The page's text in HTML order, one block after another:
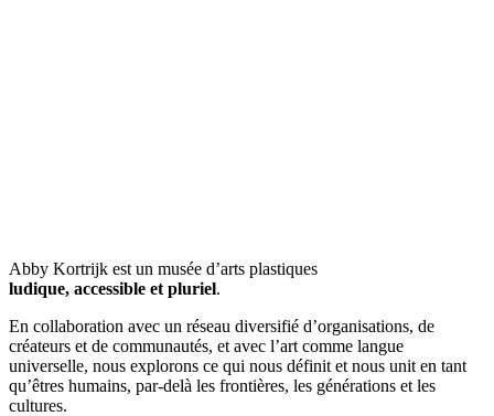
Abby Kortrijk est un musée d’arts plastiques
ludique, accessible et pluriel.
En collaboration avec un réseau diversifié d’organisations, de
créateurs et de communautés, et avec l’art comme langue
universelle, nous explorons ce qui nous définit et nous unit en tant
qu’êtres humains, par-delà les frontières, les générations et les
cultures.